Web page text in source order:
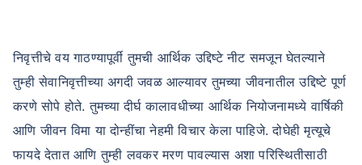
निवृत्तीचे वय गाठण्यापूर्वी तुमची आर्थिक उद्दिष्टे नीट समजून घेतल्याने
तुम्ही सेवानिवृत्तीच्या अगदी जवळ आल्यावर तुमच्या जीवनातील उद्दिष्टे पूर्ण
करणे सोपे होते. तुमच्या दीर्घ कालावधीच्या आर्थिक नियोजनामध्ये वार्षिकी
आणि जीवन विमा या दोन्हींचा नेहमी विचार केला पाहिजे. दोघेही मृत्यूचे
फायदे देतात आणि तुम्ही लवकर मरण पावल्यास अशा परिस्थितीसाठी